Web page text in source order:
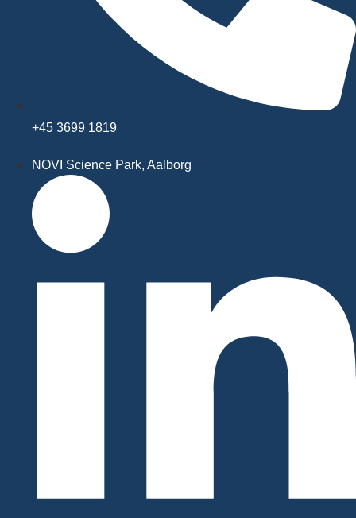
+45 3699 1819
NOVI Science Park, Aalborg